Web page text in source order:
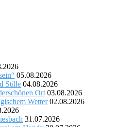
05.08.2026
Stille 04.08.2026
Ort 03.08.2026
Wetter 02.08.2026
31.07.2026